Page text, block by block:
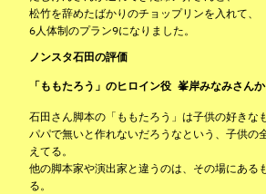
松竹を辞めたばかりのチョップリンを入れて、
6人体制のプラン9になりました。
ノンスタ石田の評価
「ももたろう」のヒロイン役 峯岸みなみさん
石田さん脚本の「ももたろう」は子供の好きな
パパで無いと作れないだろうなという、子供の
えてる。
他の脚本家や演出家と違うのは、その場にある
る。